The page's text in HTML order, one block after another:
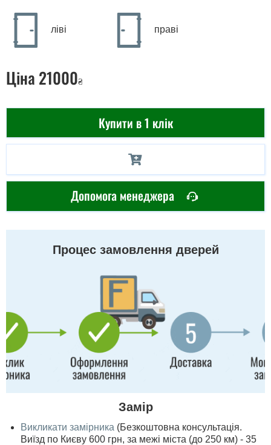
ліві праві
Ціна 21000₴
Купити в 1 клік
Допомога менеджера
Процес замовлення дверей
Замір
Викликати замірника (Безкоштовна консультація.
Виїзд по Києву 600 грн, за межі міста (до 250 км) - 35